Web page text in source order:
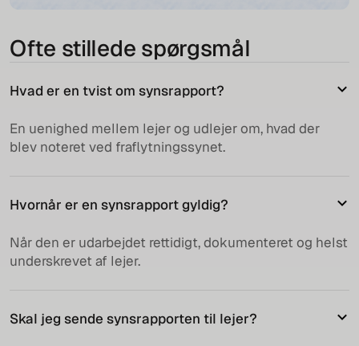
Ofte stillede spørgsmål
Hvad er en tvist om synsrapport?
En uenighed mellem lejer og udlejer om, hvad der
blev noteret ved fraflytningssynet.
Hvornår er en synsrapport gyldig?
Når den er udarbejdet rettidigt, dokumenteret og helst
underskrevet af lejer.
Skal jeg sende synsrapporten til lejer?